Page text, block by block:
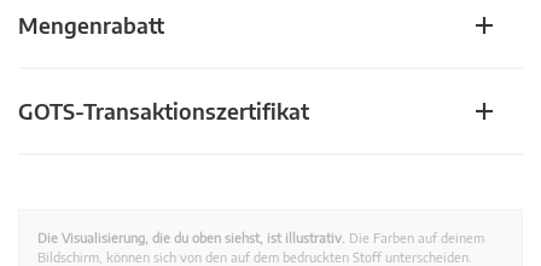
Mengenrabatt
GOTS-Transaktionszertifikat
Die Visualisierung, die du oben siehst, ist illustrativ. Die Farben auf deinem
Bildschirm, können sich von den auf dem bedruckten Stoff unterscheiden.